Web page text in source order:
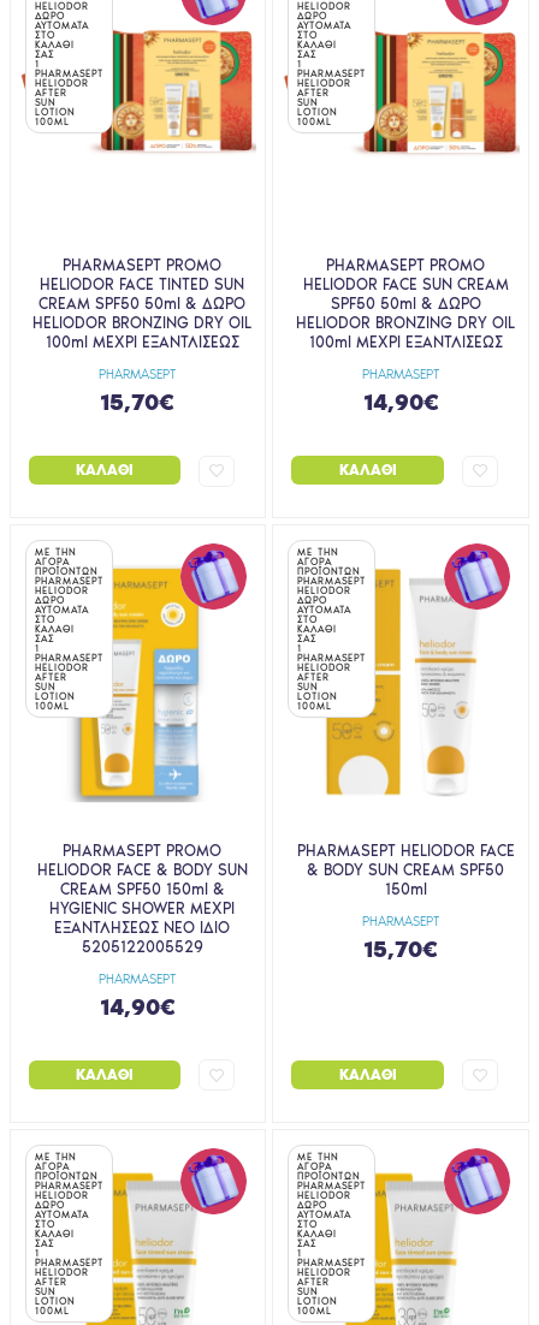
HELIODOR
ΔΩΡΟ
ΑΥΤΟΜΑΤΑ
ΣΤΟ
ΚΑΛΑΘΙ
ΣΑΣ
1
PHARMASEPT
HELIODOR
AFTER
SUN
LOTION
100ML
PHARMASEPT
PHARMASEPT PROMO
HELIODOR FACE TINTED SUN
CREAM SPF50 50ml & ΔΩΡΟ
HELIODOR BRONZING DRY OIL
100ml ΜΕΧΡΙ ΕΞΑΝΤΛΙΣΕΩΣ
15,70€
ΚΑΛΆΘΙ
HELIODOR
ΔΩΡΟ
ΑΥΤΟΜΑΤΑ
ΣΤΟ
ΚΑΛΑΘΙ
ΣΑΣ
1
PHARMASEPT
HELIODOR
AFTER
SUN
LOTION
100ML
PHARMASEPT
PHARMASEPT PROMO
HELIODOR FACE SUN CREAM
SPF50 50ml & ΔΩΡΟ
HELIODOR BRONZING DRY OIL
100ml ΜΕΧΡΙ ΕΞΑΝΤΛΙΣΕΩΣ
14,90€
ΚΑΛΆΘΙ
ΜΕ ΤΗΝ
ΑΓΟΡΑ
ΠΡΟΪΟΝΤΩΝ
PHARMASEPT
HELIODOR
ΔΩΡΟ
ΑΥΤΟΜΑΤΑ
ΣΤΟ
ΚΑΛΑΘΙ
ΣΑΣ
1
PHARMASEPT
HELIODOR
AFTER
SUN
LOTION
100ML
PHARMASEPT
PHARMASEPT PROMO
HELIODOR FACE & BODY SUN
CREAM SPF50 150ml &
HYGIENIC SHOWER ΜΕΧΡΙ
ΕΞΑΝΤΛΗΣΕΩΣ ΝΕΟ ΙΔΙΟ
5205122005529
14,90€
ΚΑΛΆΘΙ
ΜΕ ΤΗΝ
ΑΓΟΡΑ
ΠΡΟΪΟΝΤΩΝ
PHARMASEPT
HELIODOR
ΔΩΡΟ
ΑΥΤΟΜΑΤΑ
ΣΤΟ
ΚΑΛΑΘΙ
ΣΑΣ
1
PHARMASEPT
HELIODOR
AFTER
SUN
LOTION
100ML
PHARMASEPT
PHARMASEPT HELIODOR FACE
& BODY SUN CREAM SPF50
150ml
15,70€
ΚΑΛΆΘΙ
ΜΕ ΤΗΝ
ΑΓΟΡΑ
ΠΡΟΪΟΝΤΩΝ
PHARMASEPT
HELIODOR
ΔΩΡΟ
ΑΥΤΟΜΑΤΑ
ΣΤΟ
ΚΑΛΑΘΙ
ΣΑΣ
1
PHARMASEPT
HELIODOR
AFTER
SUN
LOTION
100ML
ΜΕ ΤΗΝ
ΑΓΟΡΑ
ΠΡΟΪΟΝΤΩΝ
PHARMASEPT
HELIODOR
ΔΩΡΟ
ΑΥΤΟΜΑΤΑ
ΣΤΟ
ΚΑΛΑΘΙ
ΣΑΣ
1
PHARMASEPT
HELIODOR
AFTER
SUN
LOTION
100ML